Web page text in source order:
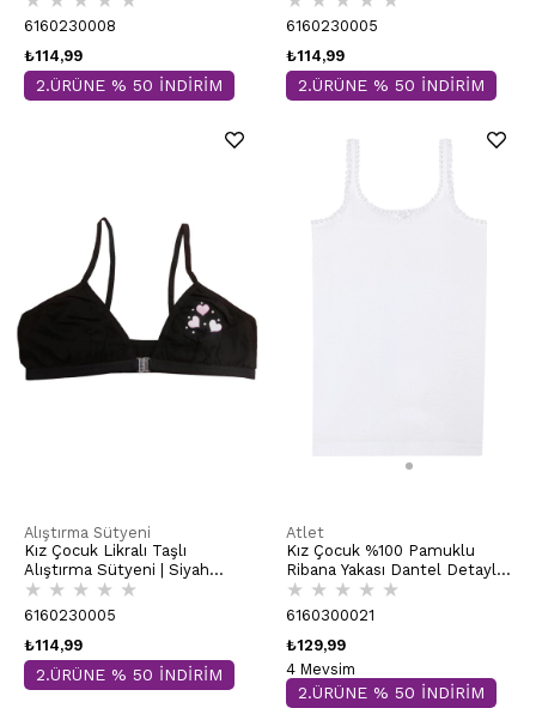
6160230008
₺114,99
2.ÜRÜNE % 50 İNDİRİM
6160230005
₺114,99
2.ÜRÜNE % 50 İNDİRİM
Alıştırma Sütyeni
Kız Çocuk Likralı Taşlı
Alıştırma Sütyeni | Siyah
K0872
★ ★ ★ ★ ★
6160230005
₺114,99
2.ÜRÜNE % 50 İNDİRİM
Atlet
Kız Çocuk %100 Pamuklu
Ribana Yakası Dantel Detaylı
İnce Askılı Örme Atlet |
Beyaz K1610
★ ★ ★ ★ ★
6160300021
₺129,99
4 Mevsim
2.ÜRÜNE % 50 İNDİRİM